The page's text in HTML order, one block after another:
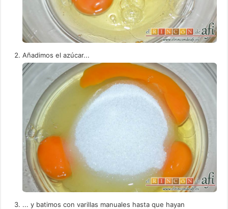
Añadimos el azúcar...
... y batimos con varillas manuales hasta que hayan